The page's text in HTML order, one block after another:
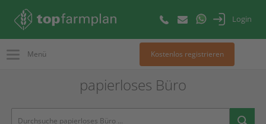
Login
Menü Kostenlos registrieren
papierloses Büro